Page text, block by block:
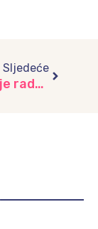
Sljedeće
Dani dječije radosti: Radost, smijeh i nezaboravni trenuci u vrtićima JU „Djeca Sarajeva“ I dio